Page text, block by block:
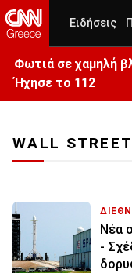
Ειδήσεις
Φωτιά σε χαμηλή
Ήχησε το 112
WALL STREET
Νέα
-